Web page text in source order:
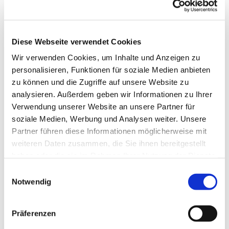
Diese Webseite verwendet Cookies
Wir verwenden Cookies, um Inhalte und Anzeigen zu
personalisieren, Funktionen für soziale Medien anbieten
zu können und die Zugriffe auf unsere Website zu
analysieren. Außerdem geben wir Informationen zu Ihrer
Verwendung unserer Website an unsere Partner für
soziale Medien, Werbung und Analysen weiter. Unsere
Partner führen diese Informationen möglicherweise mit
weiteren Daten zusammen, die Sie ihnen bereitgestellt
Notwendig
Präferenzen
Grüner Weg 2
Tel: 06101 - 12 83 82
Mail:
klaus.neumeier@
auferstehungsgemeinde-bad-vilbel.de
Gemeindepädagogin Martina Radgen
Büro: Grüner Weg 4
Tel: 06101 99 52 899
Mail:
martina.radgen@
Büro: Grüner Weg 4
thorsten.mebus@